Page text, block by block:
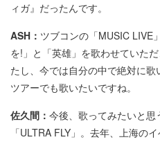
ィガ』だったんです。
ASH： ツブコンの「MUSIC LIVE
を!」と「英雄」を歌わせていた
たし、今では自分の中で絶対に
ツアーでも歌いたいですね。
佐久間： 今後、歌ってみたいと
「ULTRA FLY」。去年、上海の